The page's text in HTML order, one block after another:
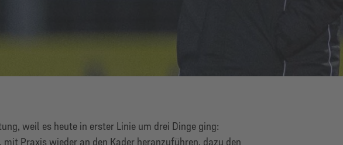
weil es heute in erster Linie um drei Dinge ging:
Praxis wieder an den Kader heranzuführen, dazu den